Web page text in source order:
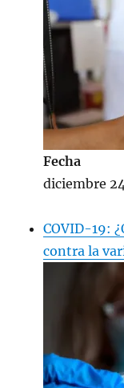
Fecha
diciembre
COVID-19:
contra la